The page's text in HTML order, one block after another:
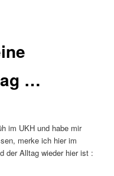
…
im UKH und habe mir
merke ich hier im
der Alltag wieder hier ist :